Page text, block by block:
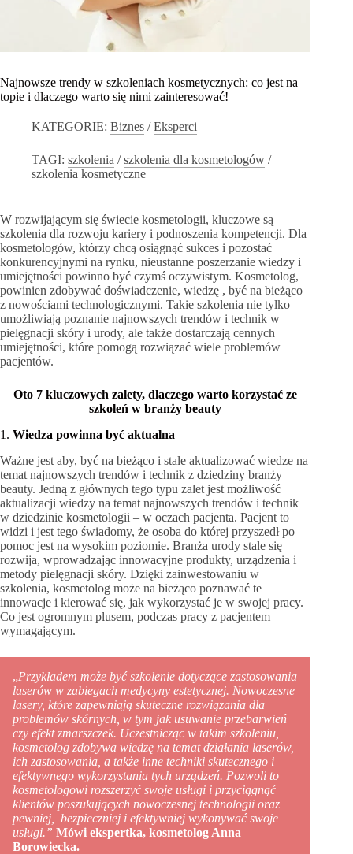
Najnowsze trendy w szkoleniach kosmetycznych: co jest na
topie i dlaczego warto się nimi zainteresować!
KATEGORIE: Biznes /Eksperci
TAGI: szkolenia /szkolenia dla kosmetologów /
szkolenia kosmetyczne
W rozwijającym się świecie kosmetologii, kluczowe są
szkolenia dla rozwoju kariery i podnoszenia kompetencji. Dla
kosmetologów, którzy chcą osiągnąć sukces i pozostać
konkurencyjnymi na rynku, nieustanne poszerzanie wiedzy i
umiejętności powinno być czymś oczywistym. Kosmetolog,
powinien zdobywać doświadczenie, wiedzę , być na bieżąco
z nowościami technologicznymi. Takie szkolenia nie tylko
umożliwiają poznanie najnowszych trendów i technik w
pielęgnacji skóry i urody, ale także dostarczają cennych
umiejętności, które pomogą rozwiązać wiele problemów
pacjentów.
Oto 7 kluczowych zalety, dlaczego warto korzystać ze
szkoleń w branży beauty
1. Wiedza powinna być aktualna
Ważne jest aby, być na bieżąco i stale aktualizować wiedze na
temat najnowszych trendów i technik z dziedziny branży
beauty. Jedną z głównych tego typu zalet jest możliwość
aktualizacji wiedzy na temat najnowszych trendów i technik
w dziedzinie kosmetologii – w oczach pacjenta. Pacjent to
widzi i jest tego świadomy, że osoba do której przyszedł po
pomoc jest na wysokim poziomie. Branża urody stale się
rozwija, wprowadzając innowacyjne produkty, urządzenia i
metody pielęgnacji skóry. Dzięki zainwestowaniu w
szkolenia, kosmetolog może na bieżąco poznawać te
innowacje i kierować się, jak wykorzystać je w swojej pracy.
Co jest ogromnym plusem, podczas pracy z pacjentem
wymagającym.
„Przykładem może być szkolenie dotyczące zastosowania
laserów w zabiegach medycyny estetycznej. Nowoczesne
lasery, które zapewniają skuteczne rozwiązania dla
problemów skórnych, w tym jak usuwanie przebarwień
czy efekt zmarszczek. Uczestnicząc w takim szkoleniu,
kosmetolog zdobywa wiedzę na temat działania laserów,
ich zastosowania, a także inne techniki skutecznego i
efektywnego wykorzystania tych urządzeń. Pozwoli to
kosmetologowi rozszerzyć swoje usługi i przyciągnąć
klientów poszukujących nowoczesnej technologii oraz
pewniej, bezpieczniej i efektywniej wykonywać swoje
usługi.” Mówi ekspertka, kosmetolog Anna
Borowiecka.